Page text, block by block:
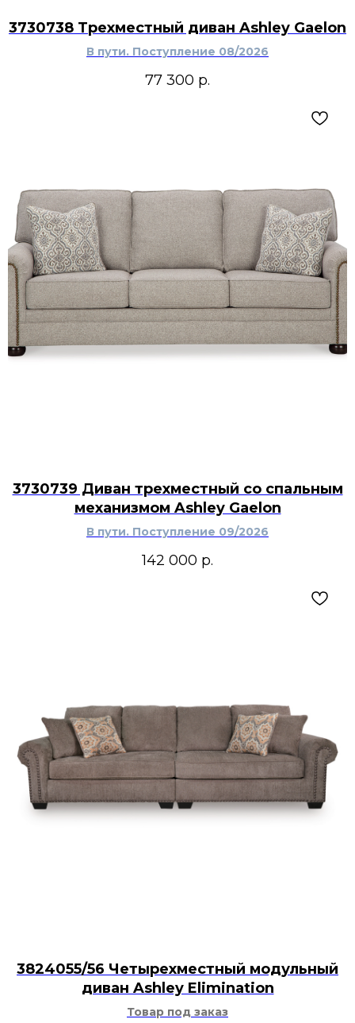
3730738 Трехместный диван Ashley Gaelon
В пути. Поступление 08/2026
77 300 р.
3730739 Диван трехместный со спальным
механизмом Ashley Gaelon
В пути. Поступление 09/2026
142 000 р.
3824055/56 Четырехместный модульный
диван Ashley Elimination
Товар под заказ